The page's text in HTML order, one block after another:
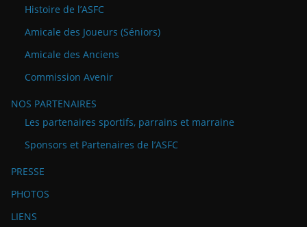
Histoire de l’ASFC
Amicale des Joueurs (Séniors)
Amicale des Anciens
Commission Avenir
NOS PARTENAIRES
Les partenaires sportifs, parrains et marraine
Sponsors et Partenaires de l’ASFC
PRESSE
PHOTOS
LIENS